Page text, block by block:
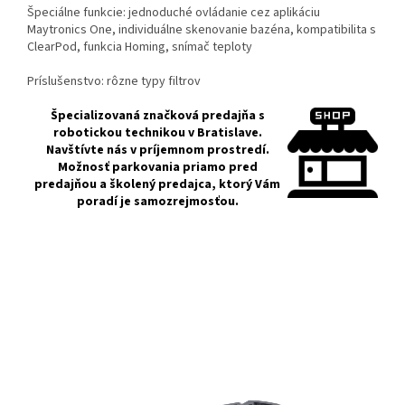
Špeciálne funkcie: jednoduché ovládanie cez aplikáciu
Maytronics One, individuálne skenovanie bazéna, kompatibilita s
ClearPod, funkcia Homing, snímač teploty
Príslušenstvo: rôzne typy filtrov
Špecializovaná značková predajňa s
robotickou technikou v Bratislave.
Navštívte nás v príjemnom prostredí.
Možnosť parkovania priamo pred
predajňou a školený predajca, ktorý Vám
poradí je samozrejmosťou.